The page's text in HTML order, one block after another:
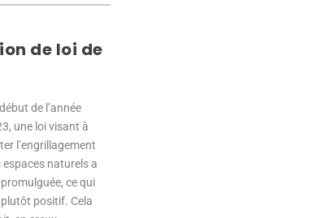
de loi de
de l’année
une loi visant à
l’engrillagement
espaces naturels a
ce qui
positif. Cela